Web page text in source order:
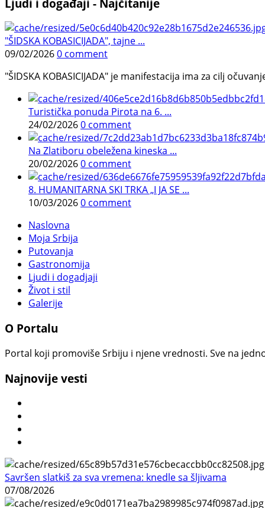
Ljudi i događaji - Najčitanije
"ŠIDSKA KOBASICIJADA", tajne ...
09/02/20260 comment
"ŠIDSKA KOBASICIJADA" je manifestacija ima za cilj
Turistička ponuda Pirota na 6. ...
24/02/20260 comment
Na Zlatiboru obeležena kineska ...
20/02/20260 comment
8. HUMANITARNA SKI TRKA „I JA SE ...
10/03/20260 comment
Naslovna
Moja Srbija
Putovanja
Gastronomija
Ljudi i dogadjaji
Život i stil
Galerije
O Portalu
Portal koji promoviše Srbiju i njene vrednosti. Sve na
Najnovije vesti
Savršen slatkiš za sva vremena: knedle sa šljivama
07/08/2026